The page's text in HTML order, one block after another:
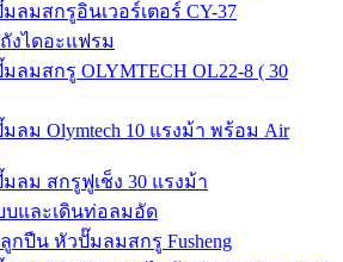
ลมสกรูอินเวอร์เตอร์ CY-37
งไดอะแฟรม
ลมสกรู OLYMTECH OL22-8 ( 30
ลม Olymtech 10 แรงม้า พร้อม Air
ลม สกรูฟูเช็ง 30 แรงม้า
บและเดินท่อลมอัด
กปืน หัวปั๊มลมสกรู Fusheng